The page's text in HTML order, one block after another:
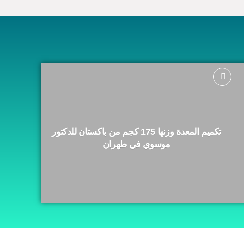
تكميم المعدة وزنها 175 كجم من باكستان للدكتور
موسوي في طهران